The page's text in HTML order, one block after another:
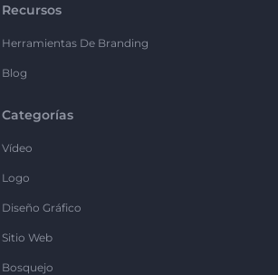
Recursos
Herramientas De Branding
Blog
Categorías
Vídeo
Logo
Diseño Gráfico
Sitio Web
Bosquejo